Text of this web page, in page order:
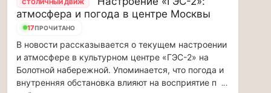
Москве
Чайковского!…
Друзья,
приглашаем
на
музыкальную
инсайды
Москвы
СТОЛИЧНЫЙ ДВИЖ
атмосфера и погода в центре Москвы
17ПРОЧИТАНО
В новости рассказывается о текущем настроении
и атмосфере в культурном центре «ГЭС-2» на
Болотной набережной. Упоминается, что погода и
внутренняя обстановка влияют на восприятие п
...